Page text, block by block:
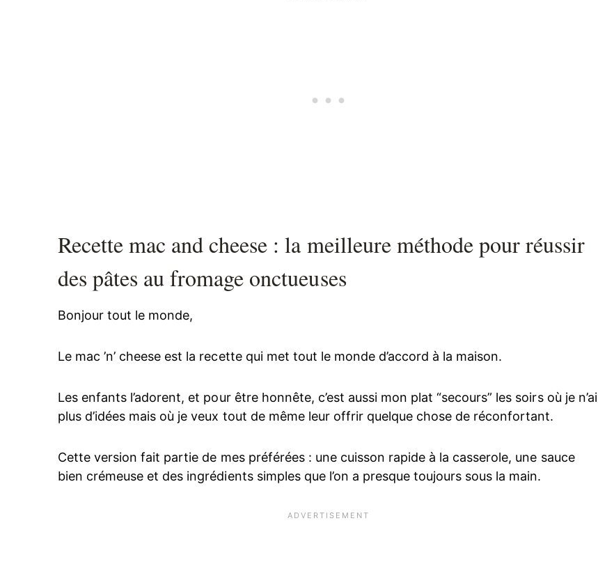
Recette mac and cheese : la meilleure méthode pour réussir
des pâtes au fromage onctueuses
Bonjour tout le monde,
Le mac ’n’ cheese est la recette qui met tout le monde d’accord à la maison.
Les enfants l’adorent, et pour être honnête, c’est aussi mon plat “secours” les soirs où je n’ai
plus d’idées mais où je veux tout de même leur offrir quelque chose de réconfortant.
Cette version fait partie de mes préférées : une cuisson rapide à la casserole, une sauce
bien crémeuse et des ingrédients simples que l’on a presque toujours sous la main.